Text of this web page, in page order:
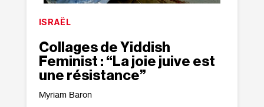
ISRAËL
Collages de Yiddish
Feminist : “La joie juive est
une résistance”
Myriam Baron